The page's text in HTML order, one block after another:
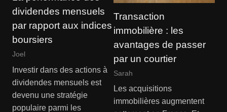
dividendes mensuels
par rapport aux indices
boursiers
Joel
Investir dans des actions à
dividendes mensuels est
devenu une stratégie
populaire parmi les
Transaction
immobilière : les
avantages de passer
par un courtier
Sarah
Les acquisitions
immobilières augmentent